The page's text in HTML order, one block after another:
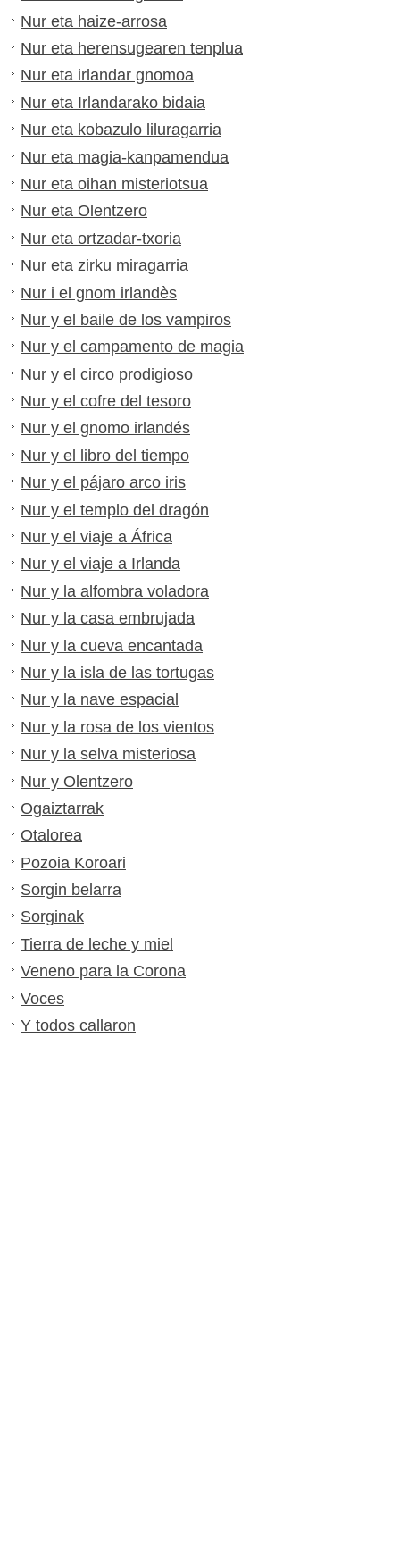
Nur eta haize-arrosa
Nur eta herensugearen tenplua
Nur eta irlandar gnomoa
Nur eta Irlandarako bidaia
Nur eta kobazulo liluragarria
Nur eta magia-kanpamendua
Nur eta oihan misteriotsua
Nur eta Olentzero
Nur eta ortzadar-txoria
Nur eta zirku miragarria
Nur i el gnom irlandès
Nur y el baile de los vampiros
Nur y el campamento de magia
Nur y el circo prodigioso
Nur y el cofre del tesoro
Nur y el gnomo irlandés
Nur y el libro del tiempo
Nur y el pájaro arco iris
Nur y el templo del dragón
Nur y el viaje a África
Nur y el viaje a Irlanda
Nur y la alfombra voladora
Nur y la casa embrujada
Nur y la cueva encantada
Nur y la isla de las tortugas
Nur y la nave espacial
Nur y la rosa de los vientos
Nur y la selva misteriosa
Nur y Olentzero
Ogaiztarrak
Otalorea
Pozoia Koroari
Sorgin belarra
Sorginak
Tierra de leche y miel
Veneno para la Corona
Voces
Y todos callaron